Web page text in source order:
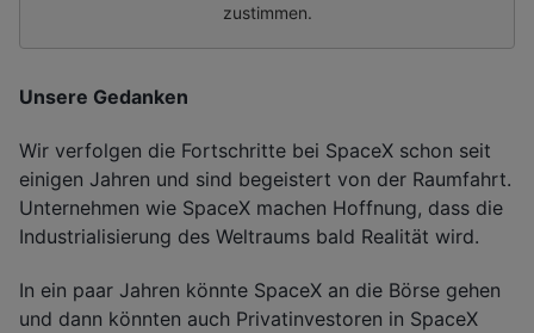
zustimmen.
Unsere Gedanken
Wir verfolgen die Fortschritte bei SpaceX schon seit
einigen Jahren und sind begeistert von der Raumfahrt.
Unternehmen wie SpaceX machen Hoffnung, dass die
Industrialisierung des Weltraums bald Realität wird.
In ein paar Jahren könnte SpaceX an die Börse gehen
und dann könnten auch Privatinvestoren in SpaceX